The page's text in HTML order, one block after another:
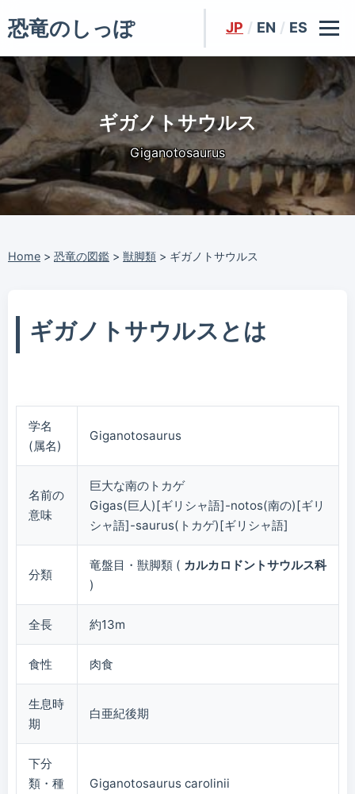
恐竜のしっぽ JP / EN / ES
ギガノトサウルス
Giganotosaurus
Home > 恐竜の図鑑 > 獣脚類 > ギガノトサウルス
ギガノトサウルスとは
学名
(属名)
Giganotosaurus
名前の
意味
巨大な南のトカゲ
Gigas(巨人)[ギリシャ語]-notos(南の)[ギリ
シャ語]-saurus(トカゲ)[ギリシャ語]
分類
竜盤目・獣脚類 ( カルカロドントサウルス科
)
全長 約13m
食性 肉食
生息時
期
白亜紀後期
下分
類・種
Giganotosaurus carolinii